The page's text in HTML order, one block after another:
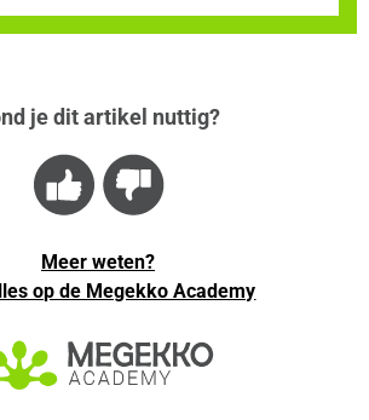
je dit artikel nuttig?
Meer weten?
op de Megekko Academy